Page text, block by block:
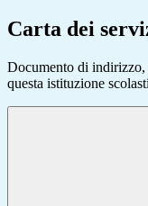
Carta dei
Documento di indirizzo,
questa istituzione